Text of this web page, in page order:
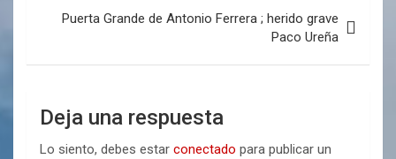
Puerta Grande de Antonio Ferrera ; herido grave
Paco Ureña
Deja una respuesta
Lo siento, debes estar conectado para publicar un